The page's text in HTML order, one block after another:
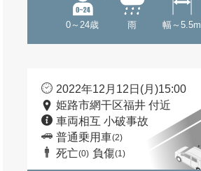
0～24歳 雨 幅～5.5m
2022年12月12日(月)15:00
姫路市網干区福井 付近
車両相互 小破事故
普通乗用車(2)
死亡(0) 負傷(1)